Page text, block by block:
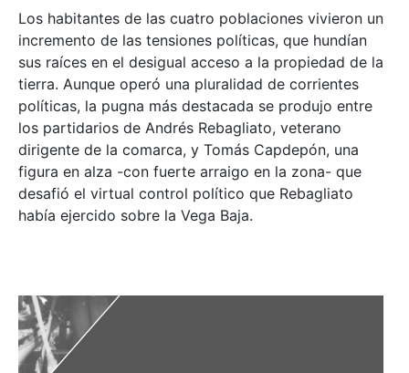
Los habitantes de las cuatro poblaciones vivieron un
incremento de las tensiones políticas, que hundían
sus raíces en el desigual acceso a la propiedad de la
tierra. Aunque operó una pluralidad de corrientes
políticas, la pugna más destacada se produjo entre
los partidarios de Andrés Rebagliato, veterano
dirigente de la comarca, y Tomás Capdepón, una
figura en alza -con fuerte arraigo en la zona- que
desafió el virtual control político que Rebagliato
había ejercido sobre la Vega Baja.